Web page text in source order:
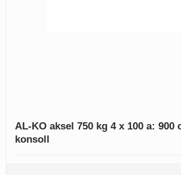
AL-KO aksel 750 kg 4 x 100 a: 900
konsoll